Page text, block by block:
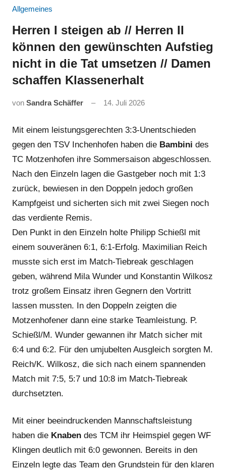
Allgemeines
Herren I steigen ab // Herren II
können den gewünschten Aufstieg
nicht in die Tat umsetzen // Damen
schaffen Klassenerhalt
von Sandra Schäffer 14. Juli 2026
Mit einem leistungsgerechten 3:3-Unentschieden
gegen den TSV Inchenhofen haben die Bambini des
TC Motzenhofen ihre Sommersaison abgeschlossen.
Nach den Einzeln lagen die Gastgeber noch mit 1:3
zurück, bewiesen in den Doppeln jedoch großen
Kampfgeist und sicherten sich mit zwei Siegen noch
das verdiente Remis.
Den Punkt in den Einzeln holte Philipp Schießl mit
einem souveränen 6:1, 6:1-Erfolg. Maximilian Reich
musste sich erst im Match-Tiebreak geschlagen
geben, während Mila Wunder und Konstantin Wilkosz
trotz großem Einsatz ihren Gegnern den Vortritt
lassen mussten. In den Doppeln zeigten die
Motzenhofener dann eine starke Teamleistung. P.
Schießl/M. Wunder gewannen ihr Match sicher mit
6:4 und 6:2. Für den umjubelten Ausgleich sorgten M.
Reich/K. Wilkosz, die sich nach einem spannenden
Match mit 7:5, 5:7 und 10:8 im Match-Tiebreak
durchsetzten.
Mit einer beeindruckenden Mannschaftsleistung
haben die Knaben des TCM ihr Heimspiel gegen WF
Klingen deutlich mit 6:0 gewonnen. Bereits in den
Einzeln legte das Team den Grundstein für den klaren